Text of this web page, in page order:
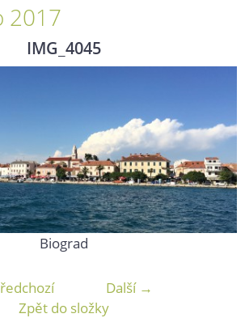
2017
IMG_4045
Biograd
Další →
Zpět do složky